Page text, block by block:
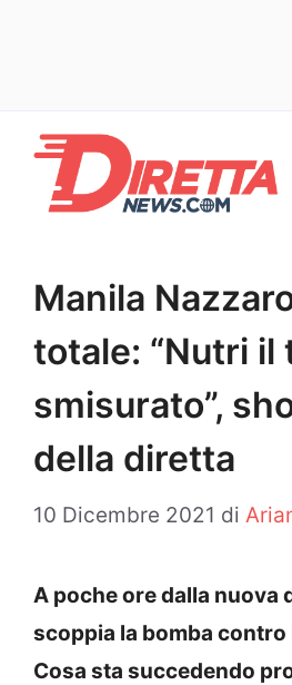
contenuto
Manila
totale: “Nutri il
smisurato”,
della diretta
10 Dicembre 2021 di
A poche ore dalla nuova
scoppia la bomba contro
Cosa sta succedendo